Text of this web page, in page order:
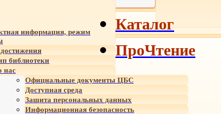
информация, режим
библиотеки
нас
Официальные документы ЦБС
Доступная среда
Защита персональных данных
Информационная безопасность
Каталог
ПроЧтение